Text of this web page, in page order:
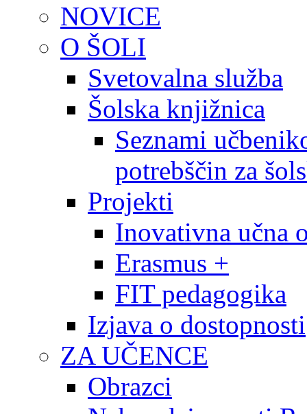
NOVICE
O ŠOLI
Svetovalna služba
Šolska knjižnica
Seznami
potrebščin za
Projekti
Inovativna učna
Erasmus +
FIT pedagogika
Izjava o dostopnosti
ZA UČENCE
Obrazci